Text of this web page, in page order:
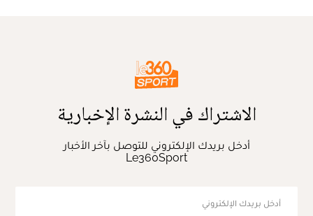
الاشتراك في النشرة الإخبارية
أدخل بريدك الإلكتروني للتوصل بآخر الأخبار
Le360Sport